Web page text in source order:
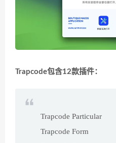
Trapcode包含12款插件：
Trapcode Particular
Trapcode Form